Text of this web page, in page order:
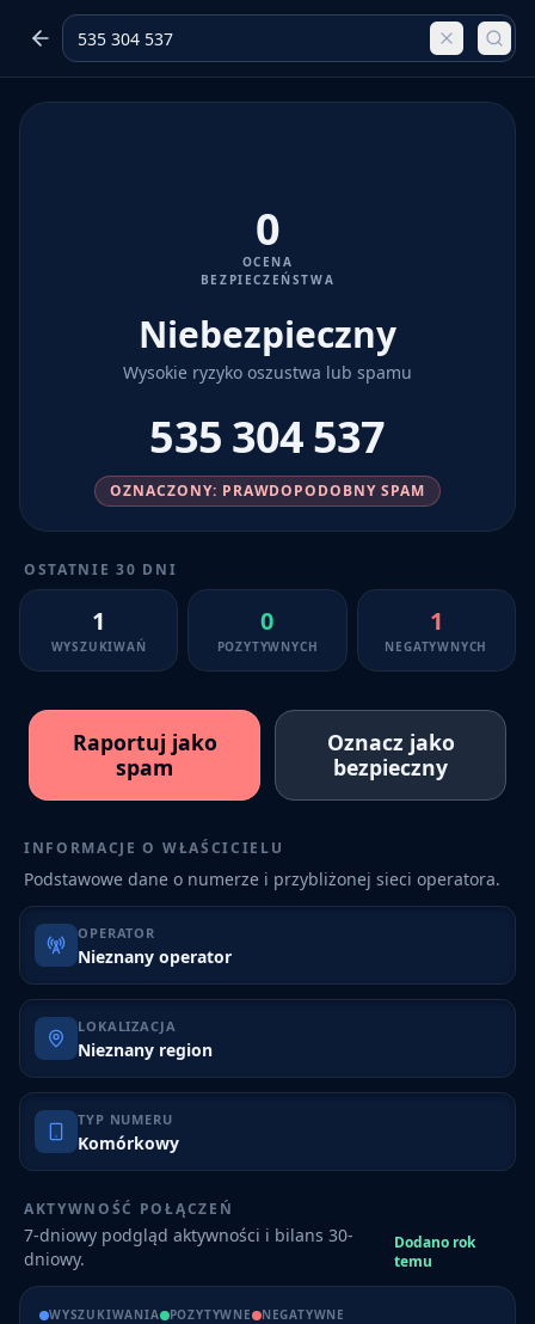
0
OCENA
BEZPIECZEŃSTWA
Niebezpieczny
Wysokie ryzyko oszustwa lub spamu
535 304 537
OZNACZONY: PRAWDOPODOBNY SPAM
OSTATNIE 30 DNI
1
WYSZUKIWAŃ
0
POZYTYWNYCH
1
NEGATYWNYCH
Raportuj jako
spam
Oznacz jako
bezpieczny
INFORMACJE O WŁAŚCICIELU
Podstawowe dane o numerze i przybliżonej sieci operatora.
OPERATOR
Nieznany operator
LOKALIZACJA
Nieznany region
TYP NUMERU
Komórkowy
AKTYWNOŚĆ POŁĄCZEŃ
7-dniowy podgląd aktywności i bilans 30-
dniowy.
Dodano rok
temu
WYSZUKIWANIA POZYTYWNE NEGATYWNE